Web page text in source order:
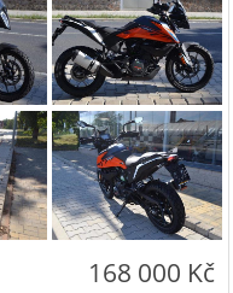
168 000 Kč